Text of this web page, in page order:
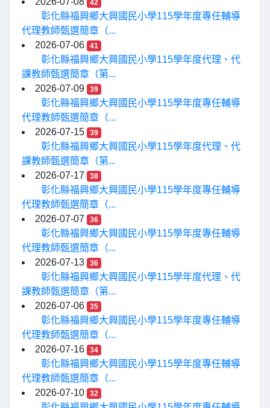
42
彰化縣福興鄉大興國民小學115學年度專任輔導
代理教師甄選簡章（...
2026-07-06
41
彰化縣福興鄉大興國民小學115學年度代理、代
課教師甄選簡章（第...
2026-07-09
39
彰化縣福興鄉大興國民小學115學年度專任輔導
代理教師甄選簡章（...
2026-07-15
39
彰化縣福興鄉大興國民小學115學年度代理、代
課教師甄選簡章（第...
2026-07-17
38
彰化縣福興鄉大興國民小學115學年度專任輔導
代理教師甄選簡章（...
2026-07-07
36
彰化縣福興鄉大興國民小學115學年度專任輔導
代理教師甄選簡章（...
2026-07-13
36
彰化縣福興鄉大興國民小學115學年度代理、代
課教師甄選簡章（第...
2026-07-06
35
彰化縣福興鄉大興國民小學115學年度專任輔導
代理教師甄選簡章（...
2026-07-16
34
彰化縣福興鄉大興國民小學115學年度專任輔導
代理教師甄選簡章（...
2026-07-10
32